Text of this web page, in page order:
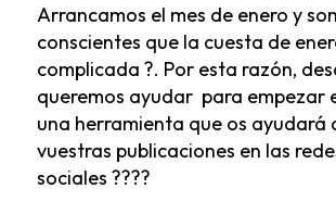
Arrancamos el mes de enero y
conscientes que la cuesta de
complicada ?. Por esta razón,
queremos ayudar para empezar
una herramienta que os ayudará
vuestras publicaciones en las
sociales ?‍??‍?